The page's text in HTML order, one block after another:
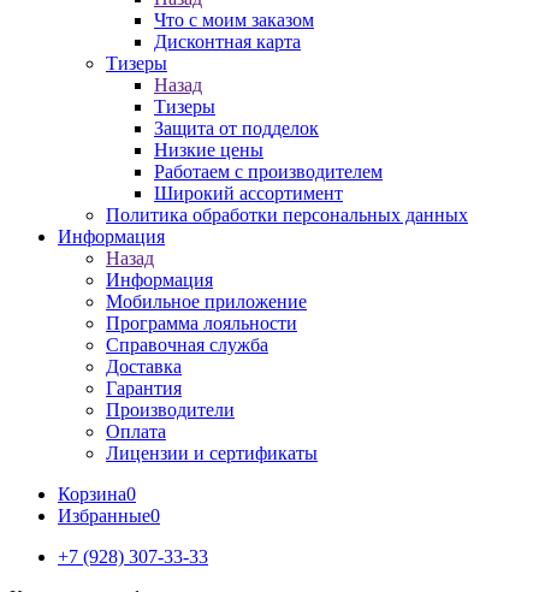
Что с моим заказом
Дисконтная карта
Тизеры
Назад
Тизеры
Защита от подделок
Низкие цены
Работаем с производителем
Широкий ассортимент
Политика обработки персональных данных
Информация
Назад
Информация
Мобильное приложение
Программа лояльности
Справочная служба
Доставка
Гарантия
Производители
Оплата
Лицензии и сертификаты
Корзина0
Избранные0
+7 (928) 307-33-33